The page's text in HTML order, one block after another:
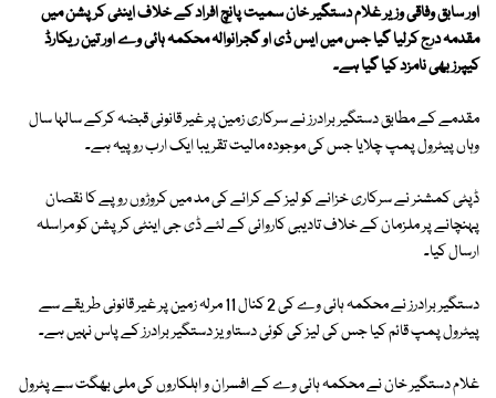
اور سابق وفاقی وزیر غلام دستگیر خان سمیت پانچ افراد کے خلاف اینٹی کرپشن میں
مقدمہ درج کرلیا گیا جس میں ایس ڈی او گجرانوالہ محکمہ ہائی وے اور تین ریکارڈ
کیپرز بھی نامزد کیا گیا ہے۔
مقدمے کے مطابق دستگیر برادرز نے سرکاری زمین پر غیر قانونی قبضہ کرکے سالہا سال
وہاں پیٹرول پمپ چلایا جس کی موجودہ مالیت تقریبا ایک ارب روپیہ ہے۔
ڈپٹی کمشنر نے سرکاری خزانے کو لیز کے کرائے کی مد میں کروڑوں روپے کا نقصان
پہنچانے پر ملزمان کے خلاف تادیبی کاروائی کے لئے ڈی جی اینٹی کرپشن کو مراسلہ
ارسال کیا۔
دستگیر برادرز نے محکمہ ہائی وے کی 2 کنال 11 مرلہ زمین پر غیر قانونی طریقے سے
پیٹرول پمپ قائم کیا جس کی لیز کی کوئی دستاویز دستگیر برادرز کے پاس نہیں ہے۔
غلام دستگیر خان نے محکمہ ہائی وے کے افسران و اہلکاروں کی ملی بھگت سے پٹرول